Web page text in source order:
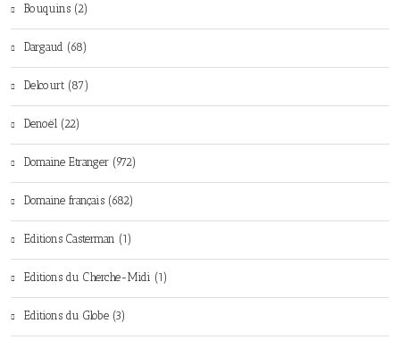
Bouquins (2)
Dargaud (68)
Delcourt (87)
Denoël (22)
Domaine Etranger (972)
Domaine français (682)
Editions Casterman (1)
Editions du Cherche-Midi (1)
Editions du Globe (3)